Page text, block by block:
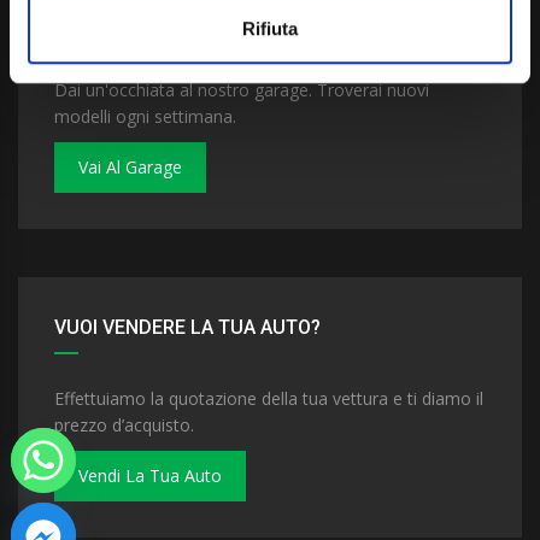
Rifiuta
VUOI COMPRARE UNA NUOVA AUTO?
Dai un'occhiata al nostro garage. Troverai nuovi
modelli ogni settimana.
Vai Al Garage
VUOI VENDERE LA TUA AUTO?
Effettuiamo la quotazione della tua vettura e ti diamo il
prezzo d’acquisto.
Vendi La Tua Auto